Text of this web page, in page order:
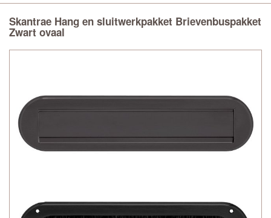
Skantrae Hang en sluitwerkpakket Brievenbuspakket
Zwart ovaal